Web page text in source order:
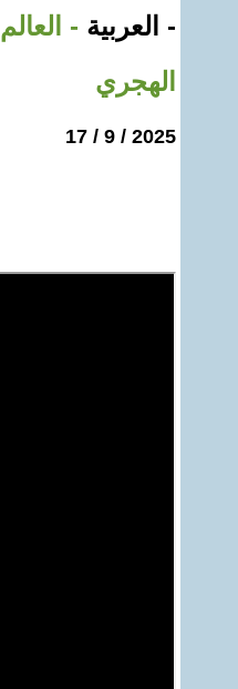
- العربية -
الهجري
2025 / 9 / 17